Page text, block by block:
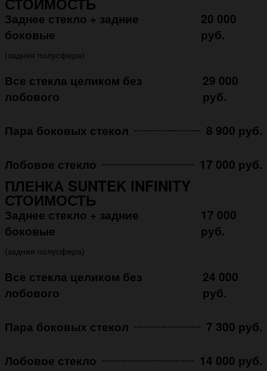
Заднее стекло + задние
боковые
20 000
руб.
(задняя полусфера)
Все стекла целиком без
лобового
29 000
руб.
Пара боковых стекол 8 900 руб.
Лобовое стекло 17 000 руб.
ПЛЕНКА SUNTEK INFINITY
СТОИМОСТЬ
Заднее стекло + задние
боковые
17 000
руб.
(задняя полусфера)
Все стекла целиком без
лобового
24 000
руб.
Пара боковых стекол 7 300 руб.
Лобовое стекло 14 000 руб.